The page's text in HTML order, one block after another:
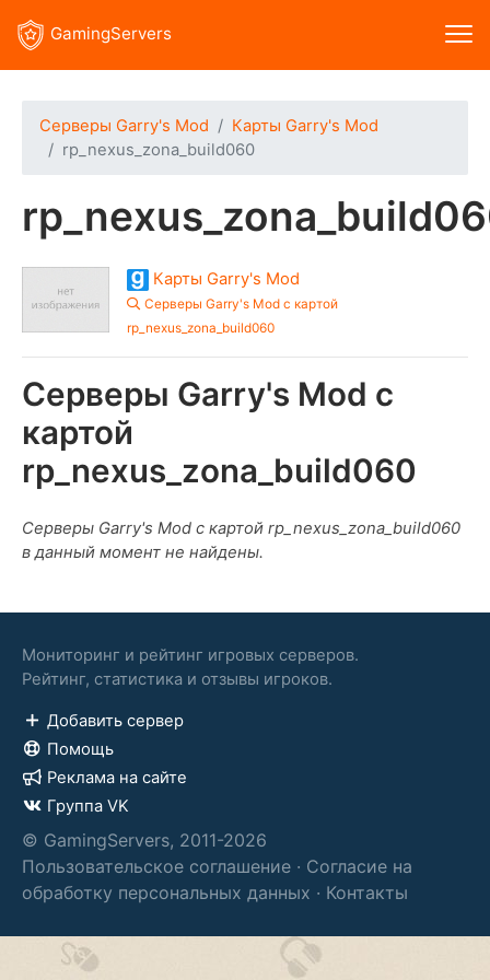
GamingServers
Серверы Garry's Mod
Карты Garry's Mod
rp_nexus_zona_build060
Карты Garry's Mod
Серверы Garry's Mod с картой
rp_nexus_zona_build060
Серверы Garry's Mod с
картой
rp_nexus_zona_build060
Серверы Garry's Mod с картой rp_nexus_zona_build060
в данный момент не найдены.
Мониторинг и рейтинг игровых серверов.
Рейтинг, статистика и отзывы игроков.
Добавить сервер
Помощь
Реклама на сайте
Группа VK
© GamingServers, 2011-2026
Пользовательское соглашение · Согласие на
обработку персональных данных · Контакты